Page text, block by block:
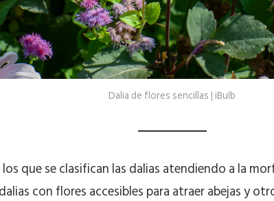
Dalia de flores sencillas | iBulb
que se clasifican las dalias atendiendo a la
con flores accesibles para atraer abejas y